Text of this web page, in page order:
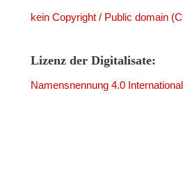
kein Copyright / Public domain
Lizenz der Digitalisate:
Namensnennung 4.0